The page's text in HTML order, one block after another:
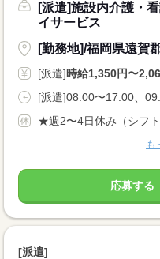
[派遣]施設内介護・
イサービス
[勤務地]/福岡県遠賀
[派遣]時給1,350円〜
[派遣]08:00〜17:00、
も
応募する
[派遣]